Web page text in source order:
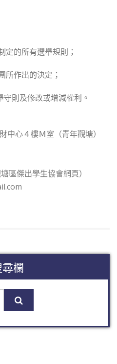
定的所有選舉規則；
所作出的決定；
守則及修改或增減權利。
中心４樓Ｍ室（青年觀塘）
區傑出學生協會網頁）
尋欄